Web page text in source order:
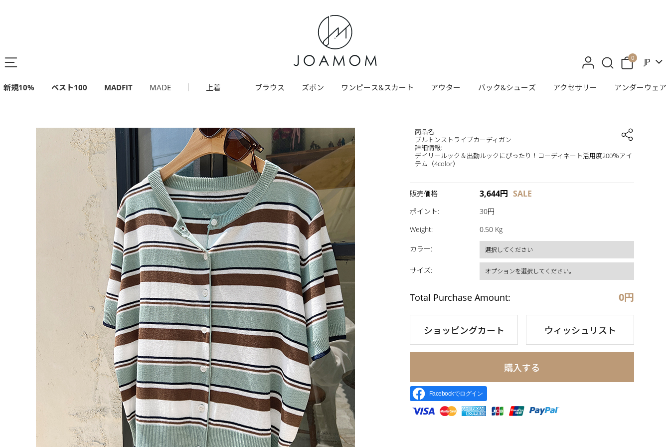
0 JP
新規10% ベスト100 MADFIT MADE 上着 ブラウス ズボン ワンピース&スカート アウター バック&シューズ アクセサリー アンダーウェア
商品名:
ブルトンストライプカーディガン
詳細情報:
デイリールック＆出勤ルックにぴったり！コーディネート活用度200％アイ
テム（4color）
販売価格 3,644円 SALE
ポイント:
30円
Weight: 0.50 Kg
カラー:
サイズ:
Total Purchase Amount: 0円
ショッピングカート ウィッシュリスト
購入する
Facebookでログイン